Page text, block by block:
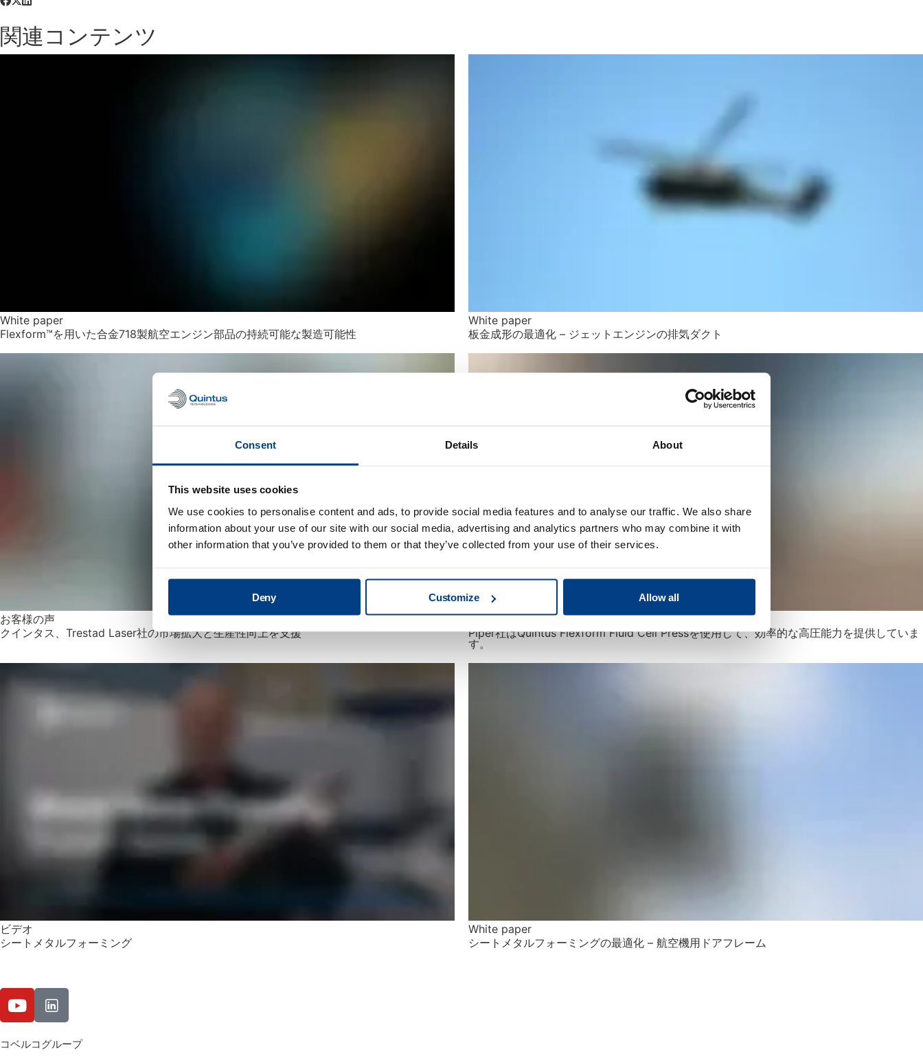
Consent Details About
This website uses cookies
We use cookies to personalise content and ads, to provide social media features and to analyse our traffic. We also share
information about your use of our site with our social media, advertising and analytics partners who may combine it with
other information that you’ve provided to them or that they’ve collected from your use of their services.
Deny Customize Allow all
関連コンテンツ
White paper
Flexform™を用いた合金718製航空エンジン部品の持続可能な製造可能性
White paper
板金成形の最適化 – ジェットエンジンの排気ダクト
お客様の声
クインタス、Trestad Laser社の市場拡大と生産性向上を支援
お客様の声
Piper社はQuintus Flexform Fluid Cell Pressを使用して、効率的な高圧能力を提供していま
す。
ビデオ
シートメタルフォーミング
White paper
シートメタルフォーミングの最適化 – 航空機用ドアフレーム
コベルコグループ